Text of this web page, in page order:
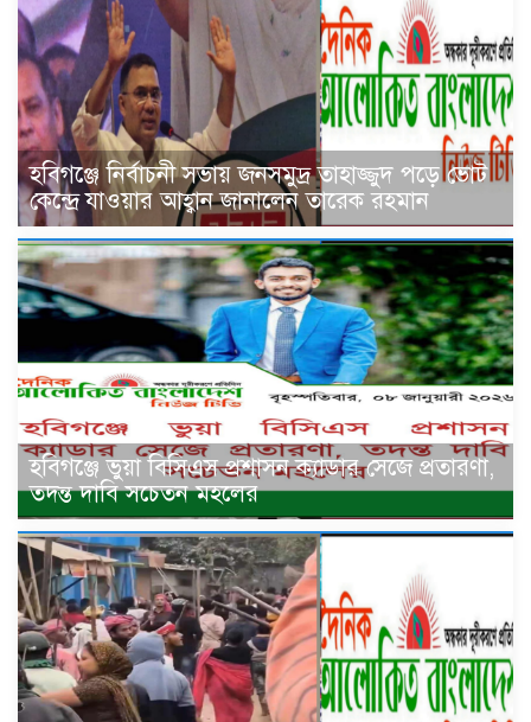
হবিগঞ্জে নির্বাচনী সভায় জনসমুদ্র তাহাজ্জুদ পড়ে ভোট
কেন্দ্রে যাওয়ার আহ্বান জানালেন তারেক রহমান
হবিগঞ্জে ভুয়া বিসিএস প্রশাসন ক্যাডার সেজে প্রতারণা,
তদন্ত দাবি সচেতন মহলের